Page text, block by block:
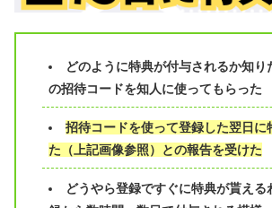
どのように特典が付与されるか知り
の招待コードを知人に使ってもらった
招待コードを使って登録した翌日に
た（上記画像参照）との報告を受けた
どうやら登録ですぐに特典が貰える